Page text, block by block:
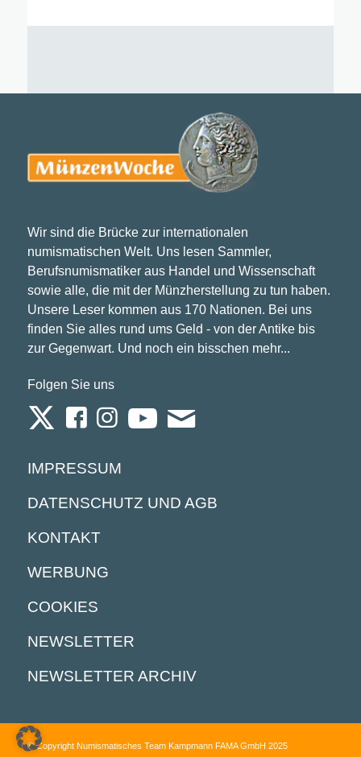
Wir sind die Brücke zur internationalen
numismatischen Welt. Uns lesen Sammler,
Berufsnumismatiker aus Handel und Wissenschaft
sowie alle, die mit der Münzherstellung zu tun haben.
Unsere Leser kommen aus 170 Nationen. Bei uns
finden Sie alles rund ums Geld - von der Antike bis
zur Gegenwart. Und noch ein bisschen mehr...
Folgen Sie uns
IMPRESSUM
DATENSCHUTZ UND AGB
KONTAKT
WERBUNG
COOKIES
NEWSLETTER
NEWSLETTER ARCHIV
© Copyright Numismatisches Team Kampmann FAMA GmbH 2025